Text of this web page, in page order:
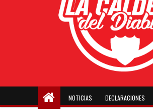
NOTICIAS DECLARACIONES